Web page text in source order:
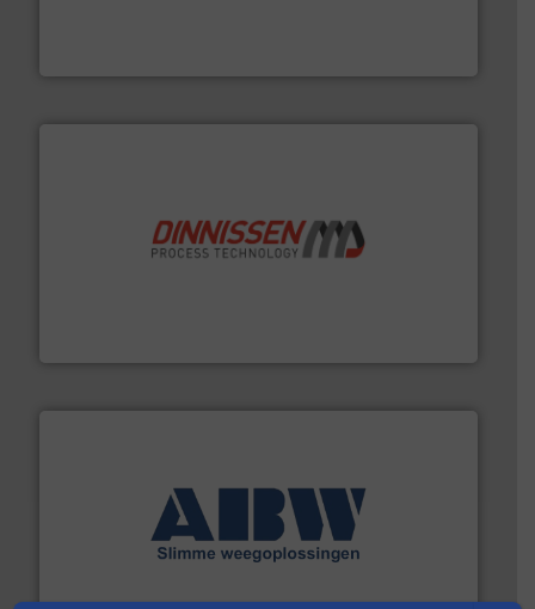
AB Weegtechniek (ABW) biedt naast een breed scala
geautomatiseerde weegoplossingen.Meer info ➜